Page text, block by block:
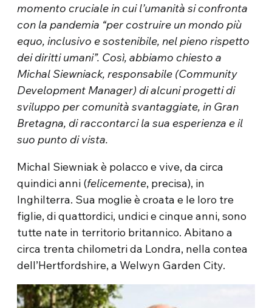
momento cruciale in cui l’umanità si confronta
con la pandemia “per costruire un mondo più
equo, inclusivo e sostenibile, nel pieno rispetto
dei diritti umani”. Così, abbiamo chiesto a
Michal Siewniack, responsabile (Community
Development Manager) di alcuni progetti di
sviluppo per comunità svantaggiate, in Gran
Bretagna, di raccontarci la sua esperienza e il
suo punto di vista.
Michal Siewniak è polacco e vive, da circa
quindici anni (felicemente, precisa), in
Inghilterra. Sua moglie è croata e le loro tre
figlie, di quattordici, undici e cinque anni, sono
tutte nate in territorio britannico. Abitano a
circa trenta chilometri da Londra, nella contea
dell’Hertfordshire, a Welwyn Garden City.